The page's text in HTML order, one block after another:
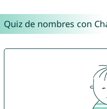
Quiz de nombres con